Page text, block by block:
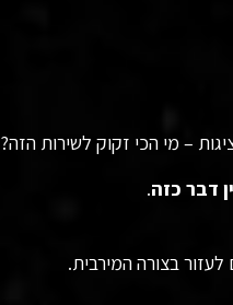
– מי הכי זקוק לשירות הזה?
דבר כזה.
בצורה המירבית.